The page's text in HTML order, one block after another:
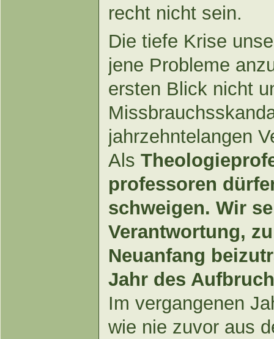
recht nicht sein.
Die tiefe Krise
jene Probleme
ersten Blick nicht
jahrzehntelangen
Als
professoren
schweigen. Wir
Verantwortung,
Neuanfang
Jahr des
Im vergangenen
wie nie zuvor aus